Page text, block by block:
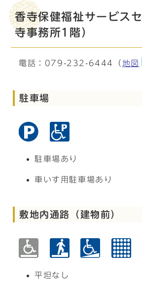
香寺保健福祉サービス
寺事務所1階）
電話：079-232-6444（ 地図
駐車場
駐車場あり
車いす用駐車場あり
敷地内通路（建物前）
平坦なし